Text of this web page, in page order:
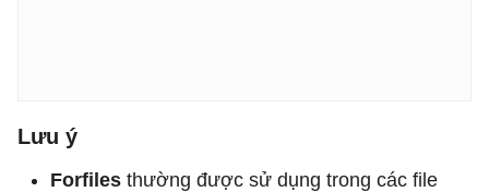
Lưu ý
Forfiles thường được sử dụng trong các file